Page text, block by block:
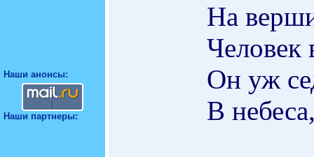
Наши анонсы:
Наши партнеры:
На
Человек
Он уж
В